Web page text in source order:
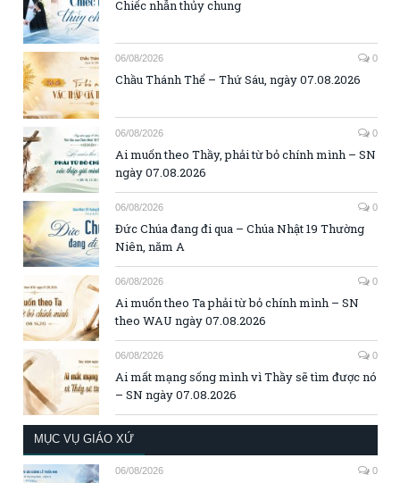
Chiếc nhẫn thủy chung
06/08/2026 0
Chầu Thánh Thể – Thứ Sáu, ngày 07.08.2026
06/08/2026 0
Ai muốn theo Thầy, phải từ bỏ chính mình – SN
ngày 07.08.2026
06/08/2026 0
Đức Chúa đang đi qua – Chúa Nhật 19 Thường
Niên, năm A
06/08/2026 0
Ai muốn theo Ta phải từ bỏ chính mình – SN
theo WAU ngày 07.08.2026
06/08/2026 0
Ai mất mạng sống mình vì Thầy sẽ tìm được nó
– SN ngày 07.08.2026
MỤC VỤ GIÁO XỨ
06/08/2026 0